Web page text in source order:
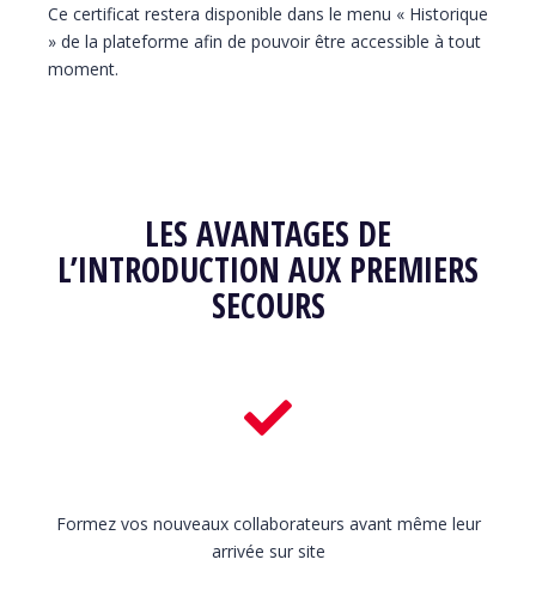
Ce certificat restera disponible dans le menu « Historique
» de la plateforme afin de pouvoir être accessible à tout
moment.
LES AVANTAGES DE
L’INTRODUCTION AUX PREMIERS
SECOURS
Formez vos nouveaux collaborateurs avant même leur
arrivée sur site